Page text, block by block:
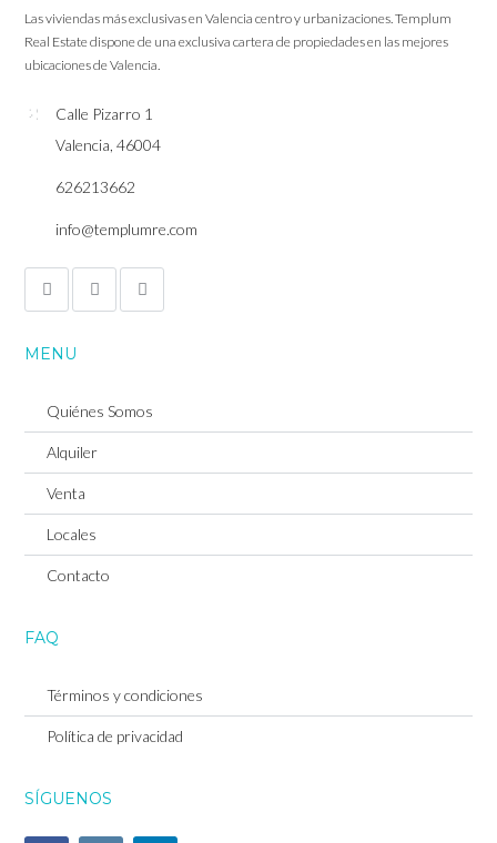
Las viviendas más exclusivas en Valencia centro y urbanizaciones. Templum
Real Estate dispone de una exclusiva cartera de propiedades en las mejores
ubicaciones de Valencia.
Calle Pizarro 1
Valencia, 46004
626213662
info@templumre.com
MENU
Quiénes Somos
Alquiler
Venta
Locales
Contacto
FAQ
Términos y condiciones
Política de privacidad
SÍGUENOS